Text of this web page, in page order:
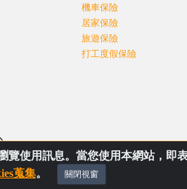
使用訊息。當您使用本網站，即
蒐集。 關閉視窗
機車保險
居家保險
旅遊保險
打工度假保險